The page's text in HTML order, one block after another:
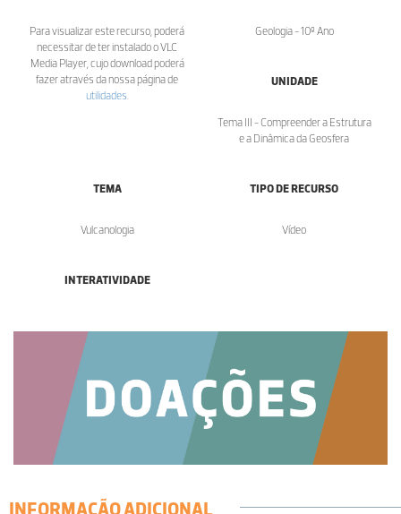
Para visualizar este recurso, poderá
necessitar de ter instalado o VLC
Media Player, cujo download poderá
fazer através da nossa página de
utilidades.
Geologia - 10º Ano
UNIDADE
Tema III - Compreender a Estrutura
e a Dinâmica da Geosfera
TEMA
Vulcanologia
TIPO DE RECURSO
Vídeo
INTERATIVIDADE
INFORMAÇÃO ADICIONAL